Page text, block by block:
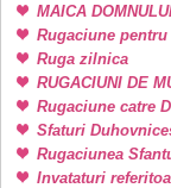
MAICA
Rugaciune
Ruga zilnica
RUGACIUNI DE
Rugaciune catre
Sfaturi
Rugaciunea
Invataturi